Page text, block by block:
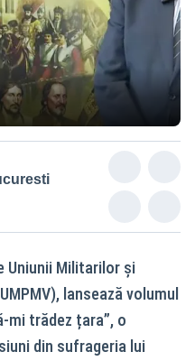
Uniunii Militarilor și
lansează volumul
mi trădez țara”, o
din sufrageria lui